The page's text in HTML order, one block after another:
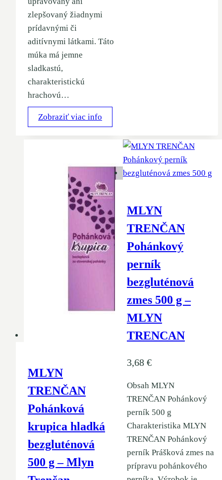
zlepšovaný žiadnymi
prídavnými či
aditívnymi látkami. Táto
múka má jemne
sladkastú,
charakteristickú
hrachovú…
Zobraziť viac info
MLYN
TRENČAN
Pohánková
krupica hladká
bezgluténová
500 g – Mlyn
MLYN
TRENČAN
Pohánkový
perník
bezgluténová
zmes 500 g –
MLYN
TRENCAN
3,68 €
Obsah MLYN
TRENČAN Pohánkový
perník 500 g
Charakteristika MLYN
TRENČAN Pohánkový
perník Prášková zmes na
prípravu pohánkového